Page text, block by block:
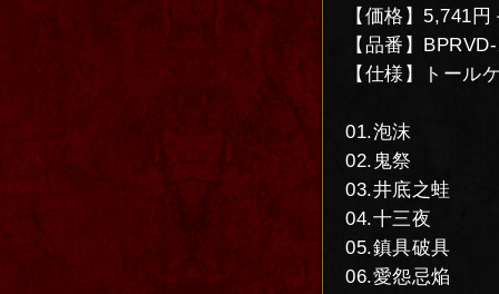
【価格】5,741円
【品番】
【仕様】トール
01.泡沫
02.鬼祭
03.井底之蛙
04.十三夜
05.鎮具破具
06.愛怨忌焔